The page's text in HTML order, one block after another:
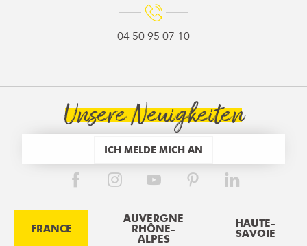
04 50 95 07 10
Unsere Neuigkeiten
ICH MELDE MICH AN
FRANCE
AUVERGNE
RHÔNE-
ALPES
HAUTE-
SAVOIE